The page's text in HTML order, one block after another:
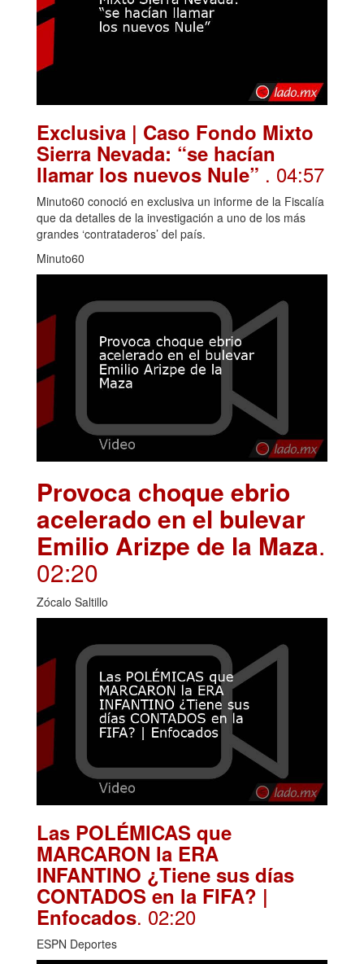
Exclusiva | Caso Fondo Mixto
Sierra Nevada: “se hacían
llamar los nuevos Nule” . 04:57
Minuto60 conoció en exclusiva un informe de la Fiscalía
que da detalles de la investigación a uno de los más
grandes ‘contrataderos’ del país.
Minuto60
Provoca choque ebrio
acelerado en el bulevar
Emilio Arizpe de la Maza.
02:20
Zócalo Saltillo
Las POLÉMICAS que
MARCARON la ERA
INFANTINO ¿Tiene sus días
CONTADOS en la FIFA? |
Enfocados. 02:20
ESPN Deportes